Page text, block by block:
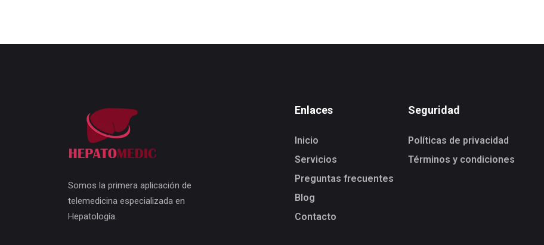
Somos la primera aplicación de
telemedicina especializada en
Hepatología.
Enlaces
Inicio
Servicios
Preguntas frecuentes
Blog
Contacto
Seguridad
Políticas de privacidad
Términos y condiciones